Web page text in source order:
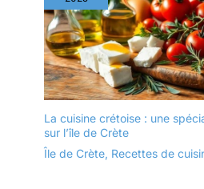
La cuisine crétoise : une
sur l’île de Crète
Île de Crète, Recettes de